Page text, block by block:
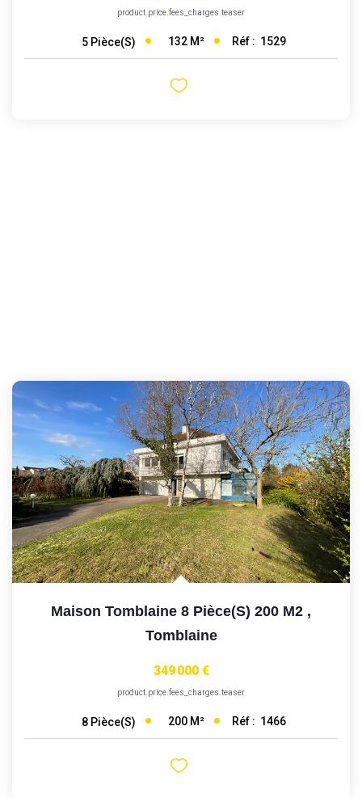
product.price.fees_charges.teaser
5 Pièce(s) 132 M² Réf : 1529
Maison Tomblaine 8 Pièce(s) 200 M2 ,
Tomblaine
349 000 €
product.price.fees_charges.teaser
8 Pièce(s) 200 M² Réf : 1466